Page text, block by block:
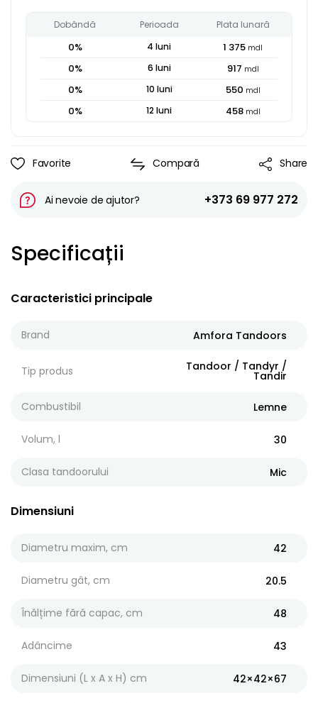
Dobândă Perioada Plata lunară
0% 4 luni 1 375 mdl
0% 6 luni 917 mdl
0% 10 luni 550 mdl
0% 12luni 458 mdl
Favorite Compară Share
Ai nevoie de ajutor? +373 69 977 272
Specificații
Caracteristici principale
Brand Amfora Tandoors
Tip produs Tandoor / Tandyr /
Tandir
Combustibil Lemne
Volum, l 30
Clasa tandoorului Mic
Dimensiuni
Diametru maxim, cm 42
Diametru gât, cm 20.5
Înălțime fără capac, cm 48
Adâncime 43
Dimensiuni (L x A x H) cm 42×42×67